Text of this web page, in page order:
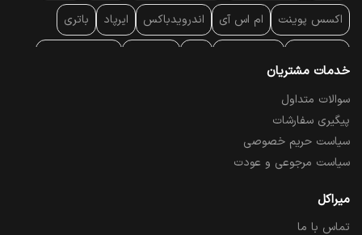
اکسس پوینت ام اس آی اندرویدباکس ایرپاد باتری
پایه سقفی
پرده نمایش
تبلت و موبایل تجهیزات پسیو شبکه
تلویزیون
خدمات مشتریان
سوالات متداول
پیگیری سفارشات
سیاست حریم خصوصی
سیاست مرجوعی و عودت
میراکل
تماس با ما